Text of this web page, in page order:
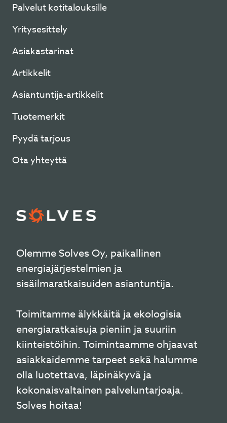
Palvelut kotitalouksille
Yritysesittely
Asiakastarinat
Artikkelit
Asiantuntija-artikkelit
Tuotemerkit
Pyydä tarjous
Ota yhteyttä
Olemme Solves Oy, paikallinen
energiajärjestelmien ja
sisäilmaratkaisuiden asiantuntija.
Toimitamme älykkäitä ja ekologisia
energiaratkaisuja pieniin ja suuriin
kiinteistöihin. Toimintaamme ohjaavat
asiakkaidemme tarpeet sekä halumme
olla luotettava, läpinäkyvä ja
kokonaisvaltainen palveluntarjoaja.
Solves hoitaa!